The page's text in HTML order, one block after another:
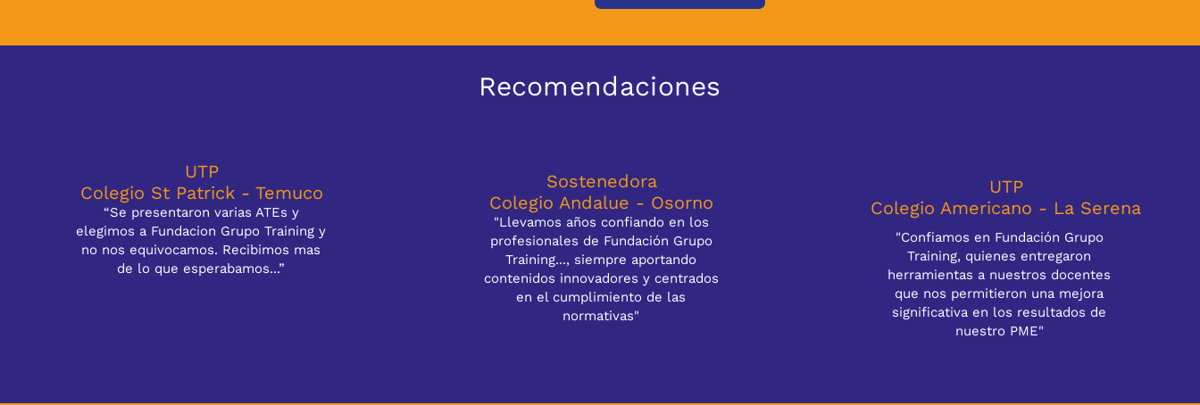
Recomendaciones
UTP
Colegio St Patrick - Temuco
“Se presentaron varias ATEs y
elegimos a Fundacion Grupo Training y
no nos equivocamos. Recibimos mas
de lo que esperabamos...”
Sostenedora
Colegio Andalue - Osorno
"Llevamos años confiando en los
profesionales de Fundación Grupo
Training..., siempre aportando
contenidos innovadores y centrados
en el cumplimiento de las
normativas"
UTP
Colegio Americano - La Serena
"Confiamos en Fundación Grupo
Training, quienes entregaron
herramientas a nuestros docentes
que nos permitieron una mejora
significativa en los resultados de
nuestro PME"